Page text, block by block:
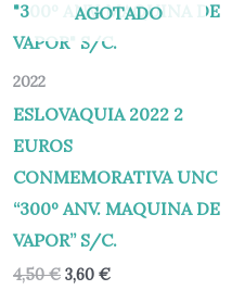
AGOTADO
2022
ESLOVAQUIA 2022 2
EUROS
CONMEMORATIVA UNC
“300º ANV. MAQUINA DE
VAPOR” S/C.
4,50€ 3,60 €